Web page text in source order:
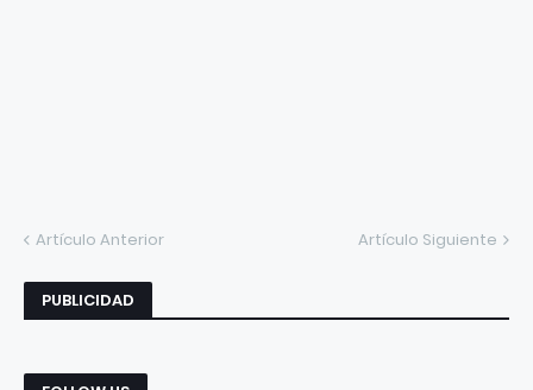
Artículo Anterior Artículo Siguiente
PUBLICIDAD